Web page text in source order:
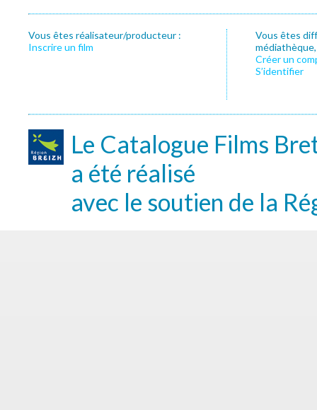
Vous êtes réalisateur/producteur :
Inscrire un film
Vous êtes
Créer un
S’identifier
Le Catalogue Films
a été réalisé
avec le soutien de la